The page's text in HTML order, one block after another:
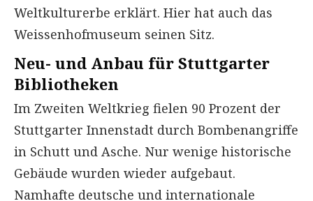
Weltkulturerbe erklärt. Hier hat auch das
Weissenhofmuseum seinen Sitz.
Neu- und Anbau für Stuttgarter
Bibliotheken
Im Zweiten Weltkrieg fielen 90 Prozent der
Stuttgarter Innenstadt durch Bombenangriffe
in Schutt und Asche. Nur wenige historische
Gebäude wurden wieder aufgebaut.
Namhafte deutsche und internationale